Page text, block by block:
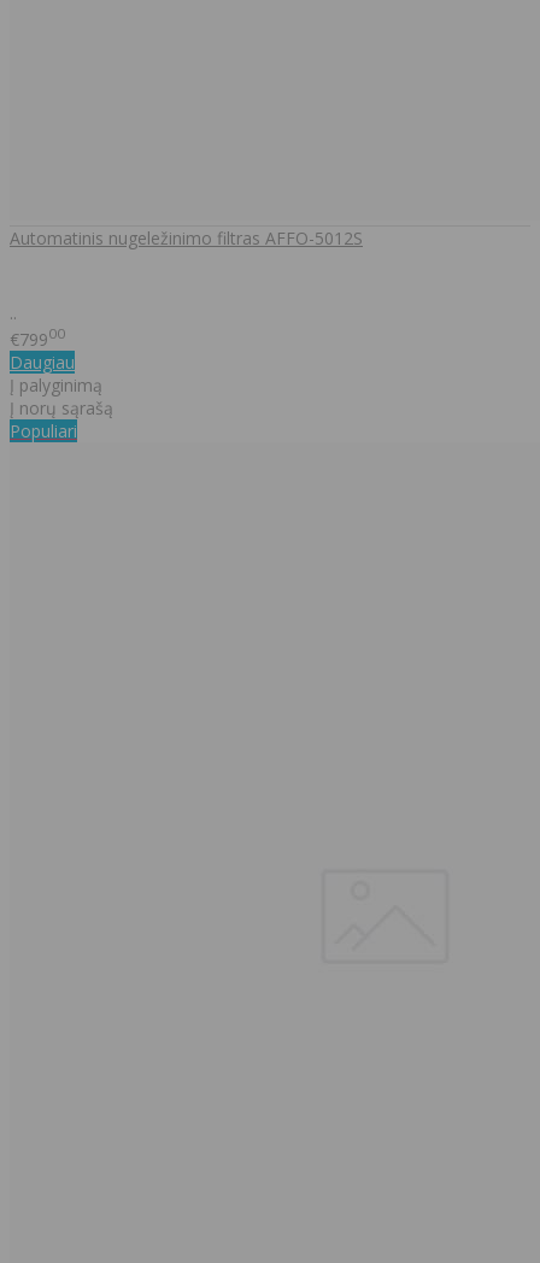
Automatinis nugeležinimo filtras AFFO-5012S
..
€79900
Daugiau
Į palyginimą
Į norų sąrašą
Populiari